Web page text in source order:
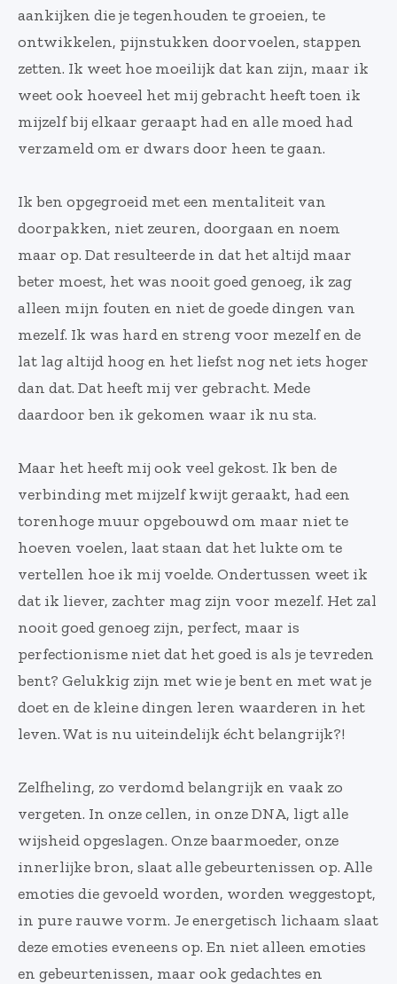
aankijken die je tegenhouden te groeien, te
ontwikkelen, pijnstukken doorvoelen, stappen
zetten. Ik weet hoe moeilijk dat kan zijn, maar ik
weet ook hoeveel het mij gebracht heeft toen ik
mijzelf bij elkaar geraapt had en alle moed had
verzameld om er dwars door heen te gaan.
Ik ben opgegroeid met een mentaliteit van
doorpakken, niet zeuren, doorgaan en noem
maar op. Dat resulteerde in dat het altijd maar
beter moest, het was nooit goed genoeg, ik zag
alleen mijn fouten en niet de goede dingen van
mezelf. Ik was hard en streng voor mezelf en de
lat lag altijd hoog en het liefst nog net iets hoger
dan dat. Dat heeft mij ver gebracht. Mede
daardoor ben ik gekomen waar ik nu sta.
Maar het heeft mij ook veel gekost. Ik ben de
verbinding met mijzelf kwijt geraakt, had een
torenhoge muur opgebouwd om maar niet te
hoeven voelen, laat staan dat het lukte om te
vertellen hoe ik mij voelde. Ondertussen weet ik
dat ik liever, zachter mag zijn voor mezelf. Het zal
nooit goed genoeg zijn, perfect, maar is
perfectionisme niet dat het goed is als je tevreden
bent? Gelukkig zijn met wie je bent en met wat je
doet en de kleine dingen leren waarderen in het
leven. Wat is nu uiteindelijk écht belangrijk?!
Zelfheling, zo verdomd belangrijk en vaak zo
vergeten. In onze cellen, in onze DNA, ligt alle
wijsheid opgeslagen. Onze baarmoeder, onze
innerlijke bron, slaat alle gebeurtenissen op. Alle
emoties die gevoeld worden, worden weggestopt,
in pure rauwe vorm. Je energetisch lichaam slaat
deze emoties eveneens op. En niet alleen emoties
en gebeurtenissen, maar ook gedachtes en